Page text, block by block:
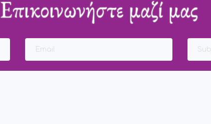
Επικοινωνήστε μαζί μας